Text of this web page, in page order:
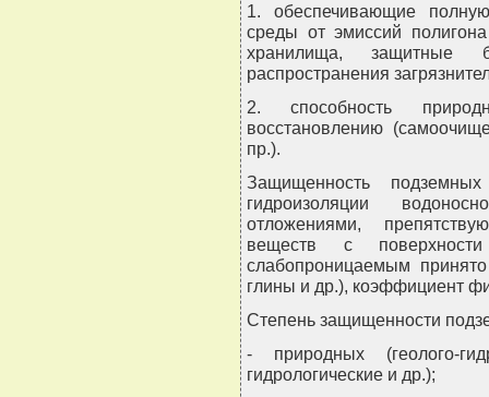
1. обеспечивающие
среды от эмиссий
хранилища, защитные
распространения
2. способность
восстановлению
пр.).
Защищенность
гидроизоляции
отложениями,
веществ с
слабопроницаемым
глины и др.), коэффициент
Степень защищенности
- природных (геолого-
гидрологические и др.);